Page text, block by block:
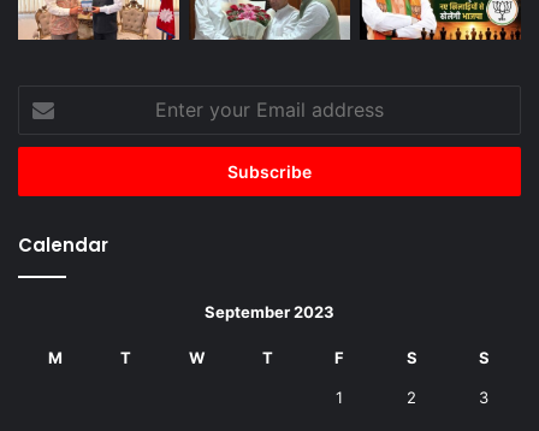
your
Email
Calendar
September 2023
M T W T F S S
1 2 3